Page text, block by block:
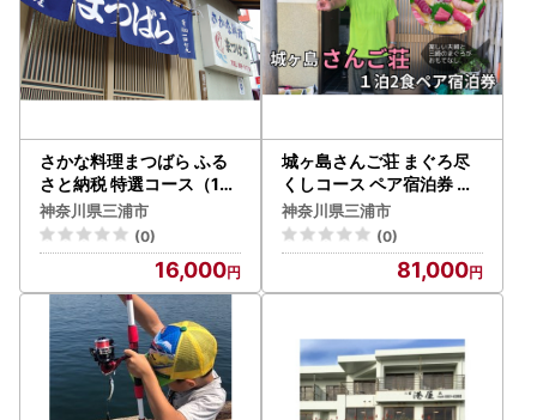
さかな料理まつばら ふる
さと納税 特選コース（1名
様） M022-001-01 チケ
ット 体験 食事券
神奈川県三浦市
(0)
16,000
城ヶ島さんご荘 まぐろ尽
くしコース ペア宿泊券 M
042-001 チケット 体験
神奈川県三浦市
(0)
81,000